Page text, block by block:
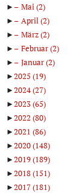
►
Mai(2)
►
April(2)
►
März(2)
►
Februar(2)
►
Januar(2)
►2025 (19)
►2024(27)
►2023(65)
►2022 (80)
►2021 (86)
►2020(148)
►2019(189)
►2018(151)
►2017(181)